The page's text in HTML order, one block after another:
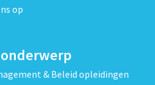
op
& Beleid opleidingen